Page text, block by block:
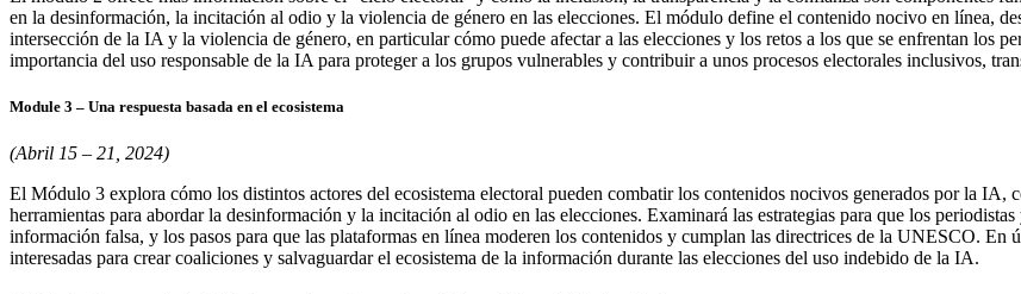
en la desinformación, la incitación al odio y la violencia de género en las elecciones. El módulo define el contenido nocivo en línea,
intersección de la IA y la violencia de género, en particular cómo puede afectar a las elecciones y los retos a los que se enfrentan los
importancia del uso responsable de la IA para proteger a los grupos vulnerables y contribuir a unos procesos electorales inclusivos,
Module 3 – Una respuesta basada en el ecosistema
(Abril 15 – 21, 2024)
El Módulo 3 explora cómo los distintos actores del ecosistema electoral pueden combatir los contenidos nocivos generados por la
herramientas para abordar la desinformación y la incitación al odio en las elecciones. Examinará las estrategias para que los
información falsa, y los pasos para que las plataformas en línea moderen los contenidos y cumplan las directrices de la UNESCO. En
interesadas para crear coaliciones y salvaguardar el ecosistema de la información durante las elecciones del uso indebido de la IA.